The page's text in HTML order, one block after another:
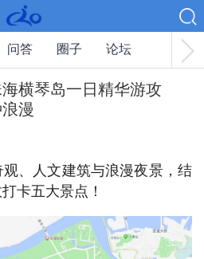
问答 圈子 论坛
横琴岛一日精华游攻
漫
、人文建筑与浪漫夜景，结
卡五大景点！